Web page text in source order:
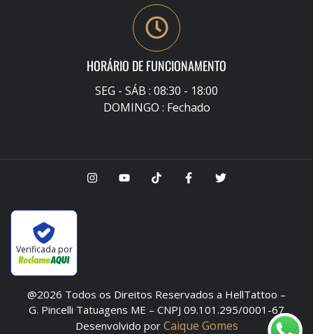
HORÁRIO DE FUNCIONAMENTO
SEG - SÁB : 08:30 - 18:00
DOMINGO : Fechado
Verificada por
@2026 Todos os Direitos Reservados a HellTattoo –
G. Pincelli Tatuagens ME – CNPJ 09.101.295/0001-67
Desenvolvido por Caique Gomes